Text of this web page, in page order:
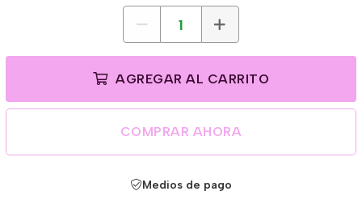
AGREGAR AL CARRITO
COMPRAR AHORA
Medios de pago